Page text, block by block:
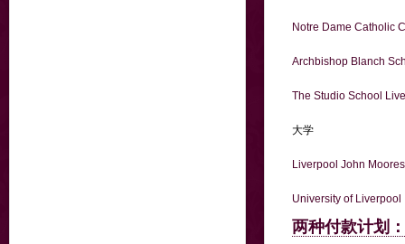
Notre Dame Catholic
Archbishop Blanch
The Studio School
大学
Liverpool John
University of Liverpool
两种付款计划：